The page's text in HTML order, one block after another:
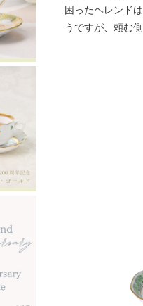
困ったヘレンド
うですが、頼む